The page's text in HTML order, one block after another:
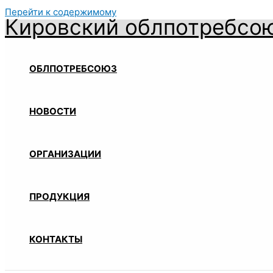
Перейти к содержимому
Кировский
ОБЛПОТРЕБСОЮЗ
НОВОСТИ
ОРГАНИЗАЦИИ
ПРОДУКЦИЯ
КОНТАКТЫ